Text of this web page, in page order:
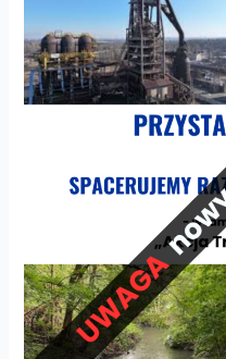
spaceru
„Ołów,
węgiel,
żelazo.